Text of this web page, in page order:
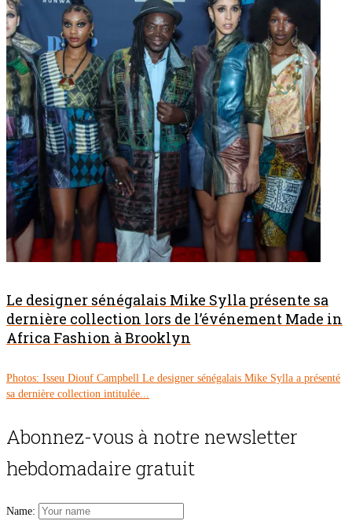
Le designer sénégalais Mike Sylla présente sa
dernière collection lors de l’événement Made in
Africa Fashion à Brooklyn
Photos: Isseu Diouf Campbell Le designer sénégalais Mike Sylla a présenté
sa dernière collection intitulée...
Abonnez-vous à notre newsletter
hebdomadaire gratuit
Name: